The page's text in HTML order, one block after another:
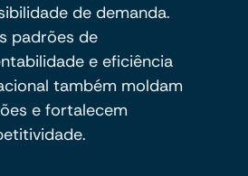
de demanda.
padrões de
e eficiência
também moldam
e fortalecem